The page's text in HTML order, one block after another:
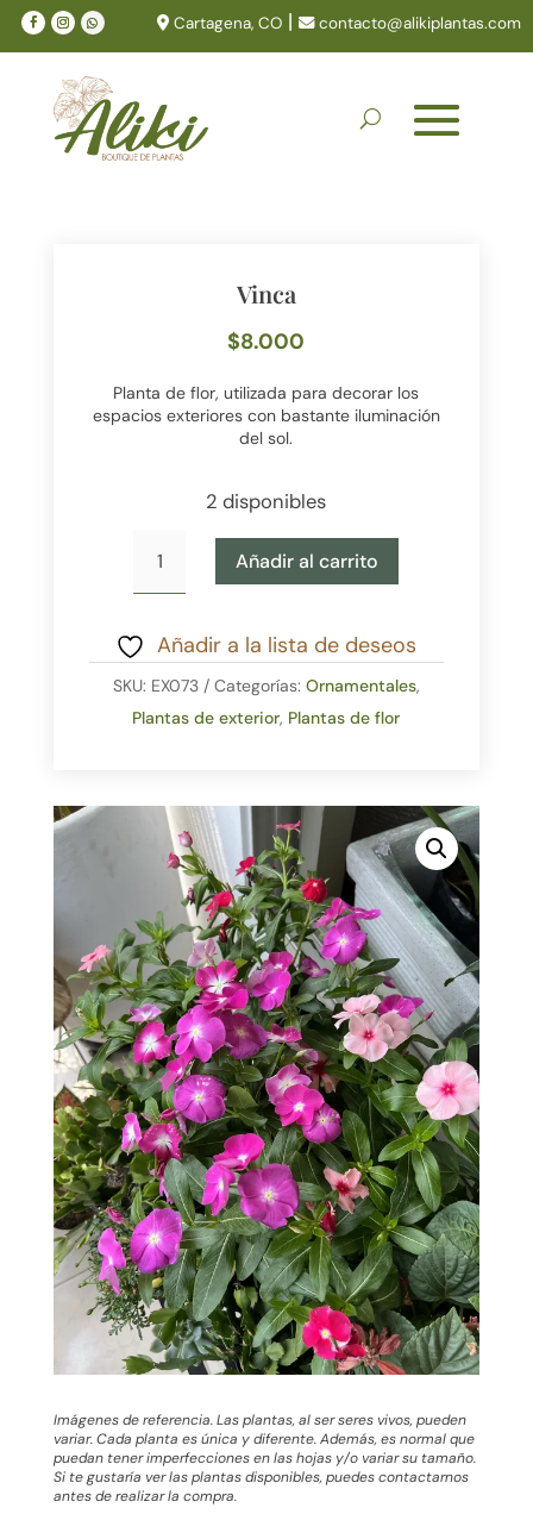
Cartagena, CO| contacto@alikiplantas.com
Imágenes de referencia. Las plantas, al ser seres vivos, pueden
variar. Cada planta es única y diferente. Además, es normal que
puedan tener imperfecciones en las hojas y/o variar su tamaño.
Si te gustaría ver las plantas disponibles, puedes contactarnos
antes de realizar la compra.
Vinca
$8.000
Planta de flor, utilizada para decorar los
espacios exteriores con bastante iluminación
del sol.
2 disponibles
cantidad
Añadir al carrito
Añadir a la lista de deseos
SKU: EX073 Categorías: Ornamentales,
Plantas de exterior, Plantas de flor